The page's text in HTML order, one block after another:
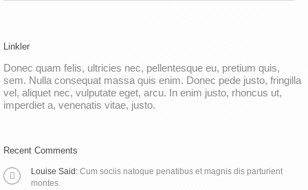
Linkler
Donec quam felis, ultricies nec, pellentesque eu, pretium quis,
sem. Nulla consequat massa quis enim. Donec pede justo, fringilla
vel, aliquet nec, vulputate eget, arcu. In enim justo, rhoncus ut,
imperdiet a, venenatis vitae, justo.
Recent Comments
Louise Said: Cum sociis natoque penatibus et magnis dis parturient
montes.